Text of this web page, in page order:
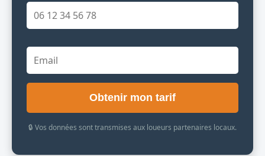
Obtenir mon tarif
🔒 Vos données sont transmises aux loueurs partenaires locaux.